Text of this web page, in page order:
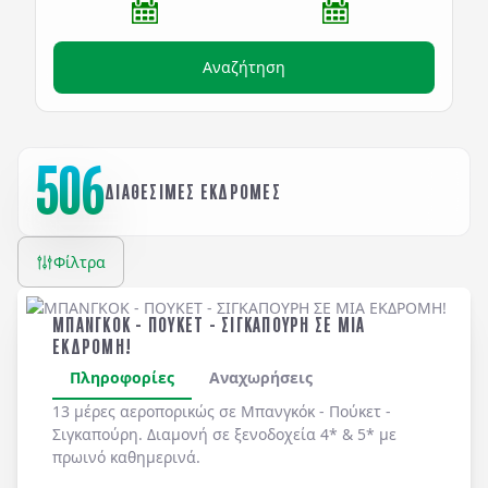
Αναζήτηση
506ΔΙΑΘΕΣΙΜΕΣ ΕΚΔΡΟΜΕΣ
Φίλτρα
ΜΠΑΝΓΚΟΚ - ΠΟΥΚΕΤ - ΣΙΓΚΑΠΟΥΡΗ ΣΕ ΜΙΑ
ΕΚΔΡΟΜΗ!
Πληροφορίες
Αναχωρήσεις
13 μέρες αεροπορικώς σε Μπανγκόκ - Πούκετ -
Σιγκαπούρη. Διαμονή σε ξενοδοχεία 4* & 5* με
πρωινό καθημερινά.